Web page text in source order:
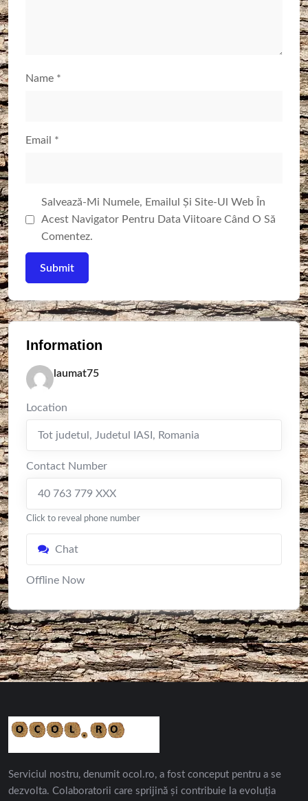
Name *
Email *
Salvează-Mi Numele, Emailul Și Site-Ul Web În
Acest Navigator Pentru Data Viitoare Când O Să
Comentez.
Information
laumat75
Location
Tot judetul , Judetul IASI , Romania
Contact Number
40 763 779 XXX
Click to reveal phone number
Chat
Offline Now
Serviciul nostru, denumit ocol.ro, a fost conceput pentru a se
dezvolta. Colaboratorii care sprijină și contribuie la evoluția